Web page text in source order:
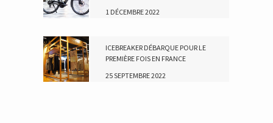
1 DÉCEMBRE 2022
ICEBREAKER DÉBARQUE POUR LE
PREMIÈRE FOIS EN FRANCE
25 SEPTEMBRE 2022